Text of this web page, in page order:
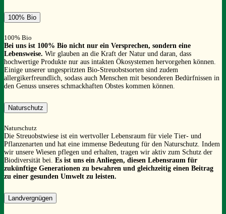
100% Bio
100% Bio
Bei uns ist 100% Bio nicht nur ein Versprechen, sondern eine
Lebensweise. Wir glauben an die Kraft der Natur und daran, dass
hochwertige Produkte nur aus intakten Ökosystemen hervorgehen können.
Einige unserer ungespritzten Bio-Streuobstsorten sind zudem
allergikerfreundlich, sodass auch Menschen mit besonderen Bedürfnissen in
den Genuss unseres schmackhaften Obstes kommen können.
Naturschutz
Naturschutz
Die Streuobstwiese ist ein wertvoller Lebensraum für viele Tier- und
Pflanzenarten und hat eine immense Bedeutung für den Naturschutz. Indem
wir unsere Wiesen pflegen und erhalten, tragen wir aktiv zum Schutz der
Biodiversität bei. Es ist uns ein Anliegen, diesen Lebensraum für
zukünftige Generationen zu bewahren und gleichzeitig einen Beitrag
zu einer gesunden Umwelt zu leisten.
Landvergnügen